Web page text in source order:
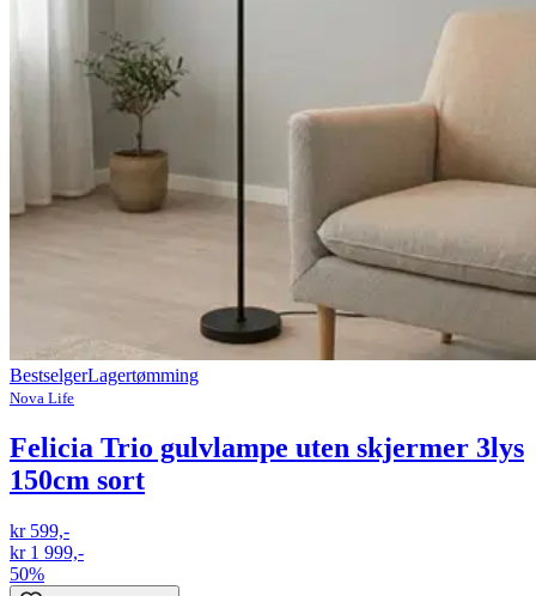
BestselgerLagertømming
Nova Life
Felicia Trio gulvlampe uten skjermer 3lys
150cm sort
kr 599,-
kr 1 999,-
50%